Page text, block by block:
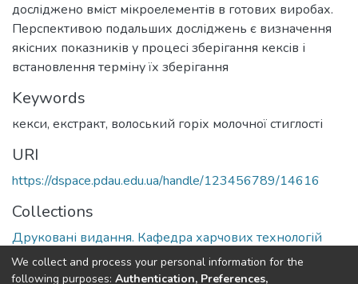
досліджено вміст мікроелементів в готових виробах.
Перспективою подальших досліджень є визначення
якісних показників у процесі зберігання кексів і
встановлення терміну їх зберігання
Keywords
кекси, екстракт, волоський горіх молочної стиглості
URI
https://dspace.pdau.edu.ua/handle/123456789/14616
Collections
Друковані видання. Кафедра харчових технологій
Full item page
We collect and process your personal information for the
following purposes: Authentication, Preferences,